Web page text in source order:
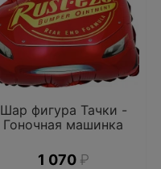
Шар фигура Тачки -
Гоночная машинка
1 070 ₽